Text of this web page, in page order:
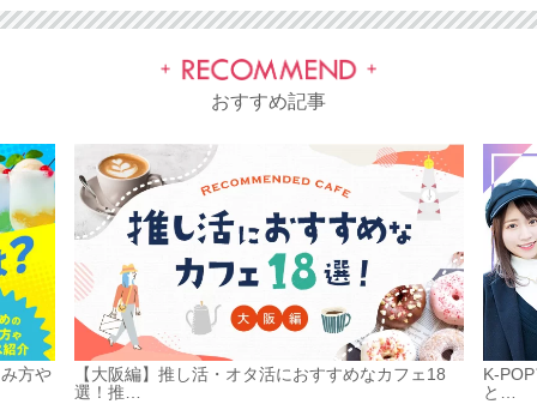
おすすめ記事
方や
【大阪編】推し活・オタ活におすすめなカフェ18
選！推…
K-
と…